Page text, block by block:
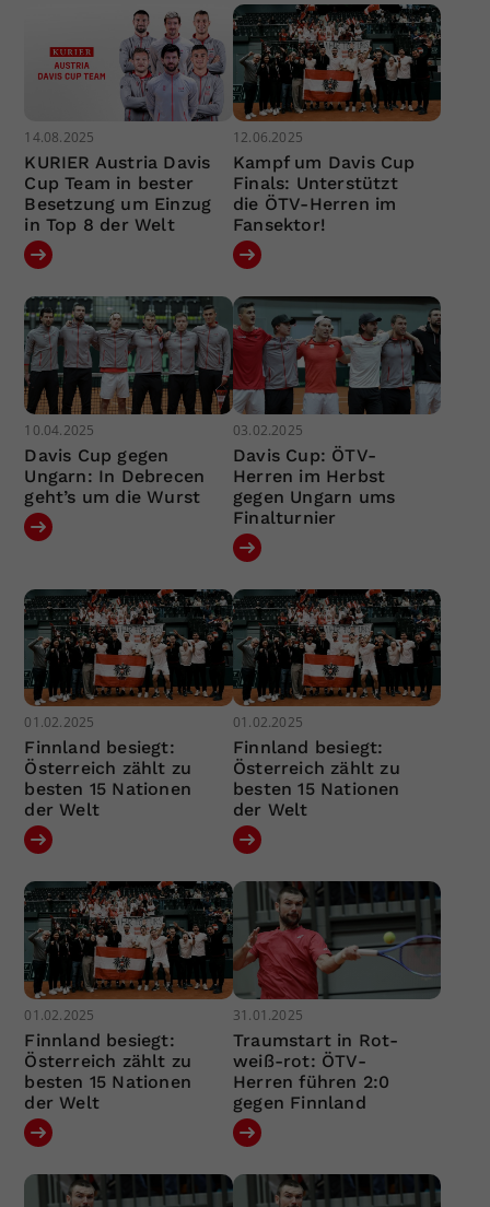
14.08.2025
KURIER Austria Davis
Cup Team in bester
Besetzung um Einzug
in Top 8 der Welt
12.06.2025
Kampf um Davis Cup
Finals: Unterstützt
die ÖTV-Herren im
Fansektor!
10.04.2025
Davis Cup gegen
Ungarn: In Debrecen
geht’s um die Wurst
03.02.2025
Davis Cup: ÖTV-
Herren im Herbst
gegen Ungarn ums
Finalturnier
01.02.2025
Finnland besiegt:
Österreich zählt zu
besten 15 Nationen
der Welt
01.02.2025
Finnland besiegt:
Österreich zählt zu
besten 15 Nationen
der Welt
01.02.2025
Finnland besiegt:
Österreich zählt zu
besten 15 Nationen
der Welt
31.01.2025
Traumstart in Rot-
weiß-rot: ÖTV-
Herren führen 2:0
gegen Finnland